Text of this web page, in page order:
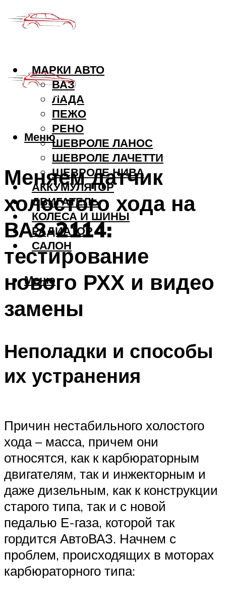
МАРКИ АВТО
ВАЗ
ЛАДА
ПЕЖО
РЕНО
ШЕВРОЛЕ ЛАНОС
ШЕВРОЛЕ ЛАЧЕТТИ
ШЕВРОЛЕ НИВА
АККУМУЛЯТОР
ДВИГАТЕЛЬ
КОЛЕСА И ШИНЫ
РАДИАТОР
САЛОН
Меню
Меню
Меняем датчик
холостого хода на
ВАЗ-2114:
тестирование
нового РХХ и видео
замены
Неполадки и способы
их устранения
Причин нестабильного холостого
хода – масса, причем они
относятся, как к карбюраторным
двигателям, так и инжекторным и
даже дизельным, как к конструкции
старого типа, так и с новой
педалью Е-газа, которой так
гордится АвтоВАЗ. Начнем с
проблем, происходящих в моторах
карбюраторного типа: